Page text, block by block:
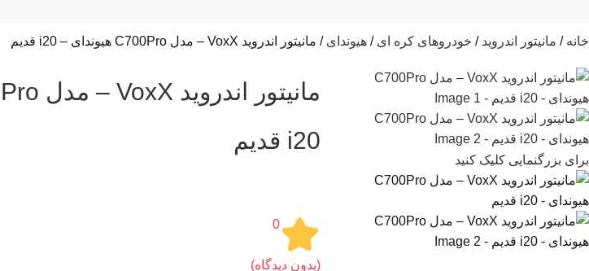
خانه مانیتور اندروید خودروهای کره ای هیوندای مانیتور اندروید VoxX – مدل C700Pro هیوندای – i20 قدیم
برای بزرگنمایی کلیک کنید
i20 قدیم
0
(بدون دیدگاه)